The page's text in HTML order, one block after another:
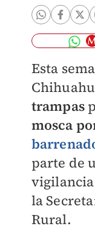
Esta
trampas
mosca
parte de
la
Rural.